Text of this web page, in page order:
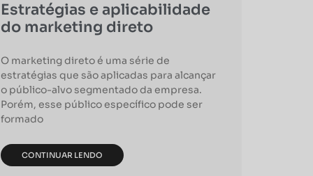
Estratégias e aplicabilidade
do marketing direto
O marketing direto é uma série de
estratégias que são aplicadas para alcançar
o público-alvo segmentado da empresa.
Porém, esse público específico pode ser
formado
CONTINUAR LENDO